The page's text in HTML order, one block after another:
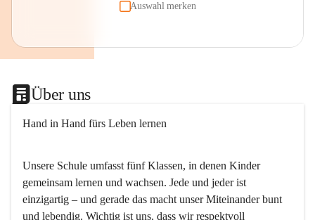
Auswahl merken
Über uns
Hand in Hand fürs Leben lernen
Unsere Schule umfasst fünf Klassen, in denen Kinder
gemeinsam lernen und wachsen. Jede und jeder ist
einzigartig – und gerade das macht unser Miteinander bunt
und lebendig. Wichtig ist uns, dass wir respektvoll